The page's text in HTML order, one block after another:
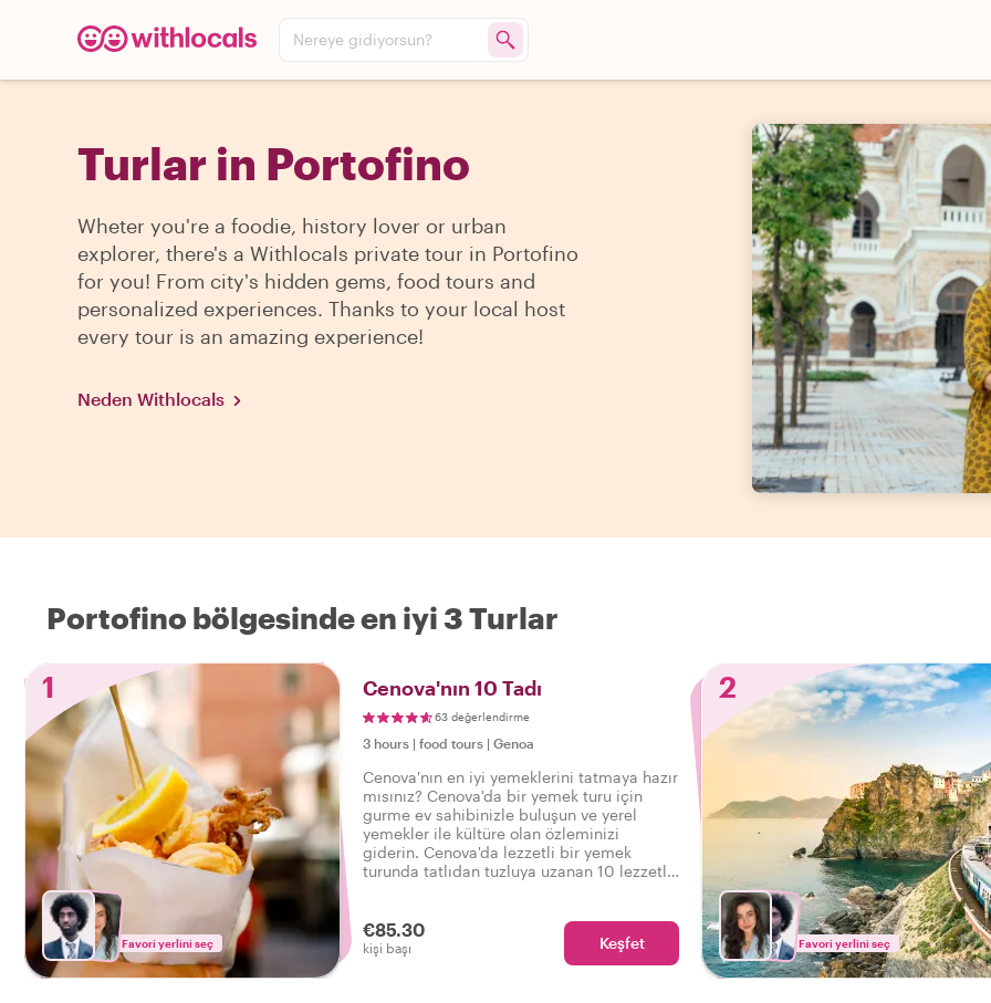
Nereye gidiyorsun?
Turlar in Portofino
Wheter you're a foodie, history lover or urban
explorer, there's a Withlocals private tour in Portofino
for you! From city's hidden gems, food tours and
personalized experiences. Thanks to your local host
every tour is an amazing experience!
Neden Withlocals
Portofino bölgesinde en iyi 3 Turlar
1
Favori yerlini seç
Cenova'nın 10 Tadı
63 değerlendirme
3 hours | food tours | Genoa
Cenova'nın en iyi yemeklerini tatmaya hazır
mısınız? Cenova'da bir yemek turu için
gurme ev sahibinizle buluşun ve yerel
yemekler ile kültüre olan özleminizi
giderin. Cenova'da lezzetli bir yemek
turunda tatlıdan tuzluya uzanan 10 lezzetli
€85.30
kişi başı Keşfet
2
Favori yerlini seç